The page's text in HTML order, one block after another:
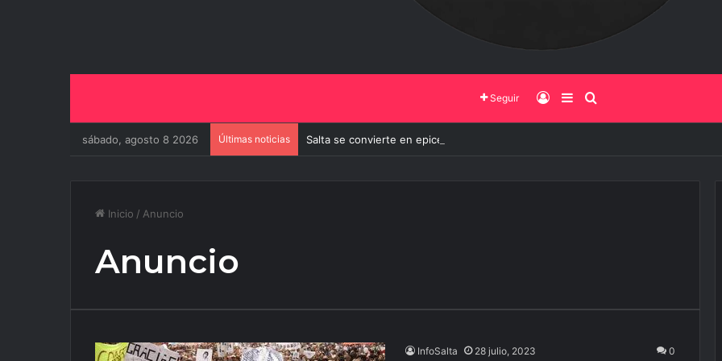
Seguir Iniciar Sesión
Barra Lateral
sábado, agosto 8 2026 Últimas noticias Salta se convierte en epicentro de la innovación, más de 600 personas ya
Inicio / Anuncio
Anuncio
InfoSalta 28 julio, 2023 0